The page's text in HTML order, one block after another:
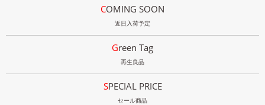
COMING SOON
近日入荷予定
Green Tag
再生良品
SPECIAL PRICE
セール商品